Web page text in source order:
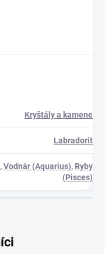
Kryštály a kamene
Labradorit
,Vodnár (Aquarius), Ryby
(Pisces)